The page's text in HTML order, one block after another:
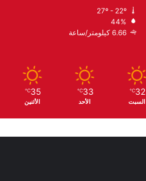
44%
6.66 كيلومتر/ساعة
32
℃
السبت
33
℃
الأحد
35
℃
الأثنين